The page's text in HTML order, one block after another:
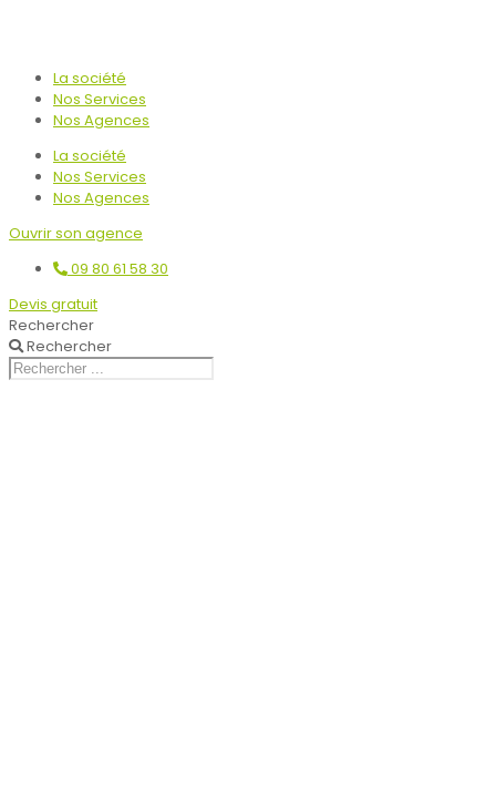
La société
Nos Services
Nos Agences
La société
Nos Services
Nos Agences
Ouvrir son agence
09 80 61 58 30
Devis gratuit
Rechercher
Rechercher